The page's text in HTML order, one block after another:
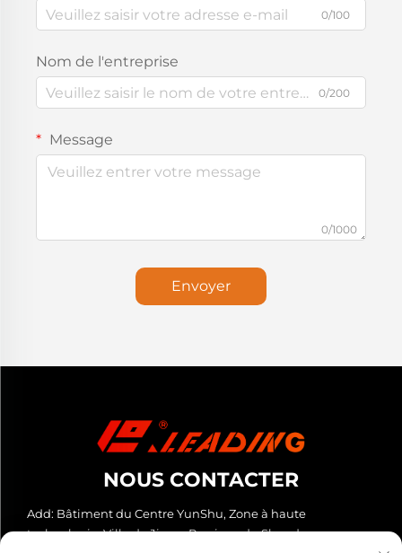
0/100
Nom de l'entreprise
0/200
Message
0/1000
Envoyer
NOUS CONTACTER
Add: Bâtiment du Centre YunShu, Zone à haute
technologie, Ville de Jinan, Province du Shandong